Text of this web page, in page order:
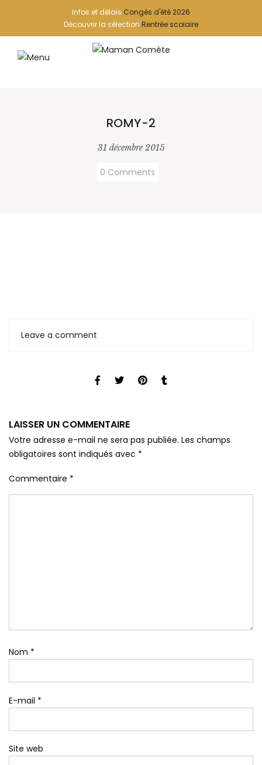
Infos et délais Congés d'été 2026
Découvrir la sélection Rentrée scolaire
ROMY-2
31 décembre 2015
0 Comments
Leave a comment
LAISSER UN COMMENTAIRE
Votre adresse e-mail ne sera pas publiée. Les champs
obligatoires sont indiqués avec *
Commentaire *
Nom *
E-mail *
Site web